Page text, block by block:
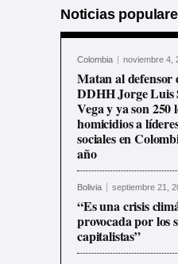
Noticias
Colombia noviembre 4,
Matan al defensor
DDHH Jorge Luis
Vega y ya son 250
homicidios a
sociales en
año
Bolivia septiembre 21,
“Es una crisis
provocada por los
capitalistas”